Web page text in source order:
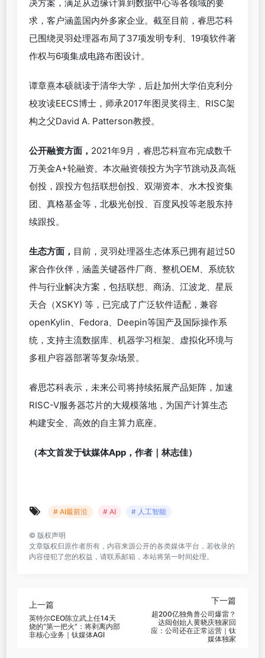
决方案，满足从边缘计算到数据中心等各领域的要
求，客户涵盖国内外多家企业。截至目前，睿思芯科
已围绕灵羽处理器布局了37项发明专利、19项软件著
作权与6项集成电路布图设计。
谭章熹本硕就读于清华大学，后赴加州大学伯克利分
校攻读EECS博士，师承2017年图灵奖得主、RISC架
构之父David A. Patterson教授。
公开融资方面， 2021年9月，睿思芯科宣布完成数千
万美金A+轮融资。本次融资领投方为字节跳动及高瓴
创投，跟投方包括联想创投、双湖资本、水木投资集
团、真格基金等，北极光创投、百度风投等老股东持
续跟投。
生态方面， 目前，灵羽处理器生态体系已拥有超过50
家合作伙伴，涵盖关键器件厂商、整机OEM、系统软
件与行业解决方案，包括联想、商汤、江波龙、星辰
天合（XSKY) 等，已完成了广泛软件适配，兼容
openKylin、Fedora、Deepin等国产及国际操作系
统，支持主流数据库、机器学习框架、虚拟化环境与
多租户容器部署等复杂场景。
睿思芯科表示，未来公司将持续拓展产品矩阵，加速
RISC-V服务器芯片的大规模落地，为国产计算生态
构建安全、高效的自主算力底座。
（本文首发于钛媒体App，作者｜林志佳）
# AI最前沿 # AI # 人工智能
© 版权声明
文章版权归原作者所有，内容来源公开的各类媒体平台，若收录的
内容侵犯了您的权益，请联系邮箱，本站将第一时间处理。
上一篇
英特尔CEO陈立武上任14天
烧的“第一把火”：将剥离内部
非核心业务｜钛媒体AGI
下一篇
超200亿独角兽公司爆雷？
达闼创始人黄晓庆独家回
应：公司还在正常运营｜钛
媒体独家